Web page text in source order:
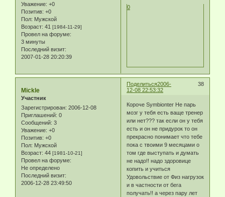
Уважение: +0
Позитив: +0
Пол: Мужской
Возраст: 41 [1984-11-29]
Провел на форуме:
3 минуты
Последний визит:
2007-01-28 20:20:39
0
Поделиться 38
2006-
12-08 22:53:32
Mickle
Участник
Зарегистрирован: 2006-12-08
Приглашений: 0
Сообщений: 3
Уважение: +0
Позитив: +0
Пол: Мужской
Возраст: 44 [1981-10-21]
Провел на форуме:
Не определено
Последний визит:
2006-12-28 23:49:50
Короче Symbionter Не парь
мозг у тебя есть ваще тренер
или нет??? так если он у тебя
есть и он не придурок то он
прекрасно понимает что тебе
пока с твоими 9 месяцами о
том где выступать и думать
не надо!! надо здоровице
копить и учиться
Удовольствие от Физ нагрузок
и в частности от бега
получать!! а через пару лет